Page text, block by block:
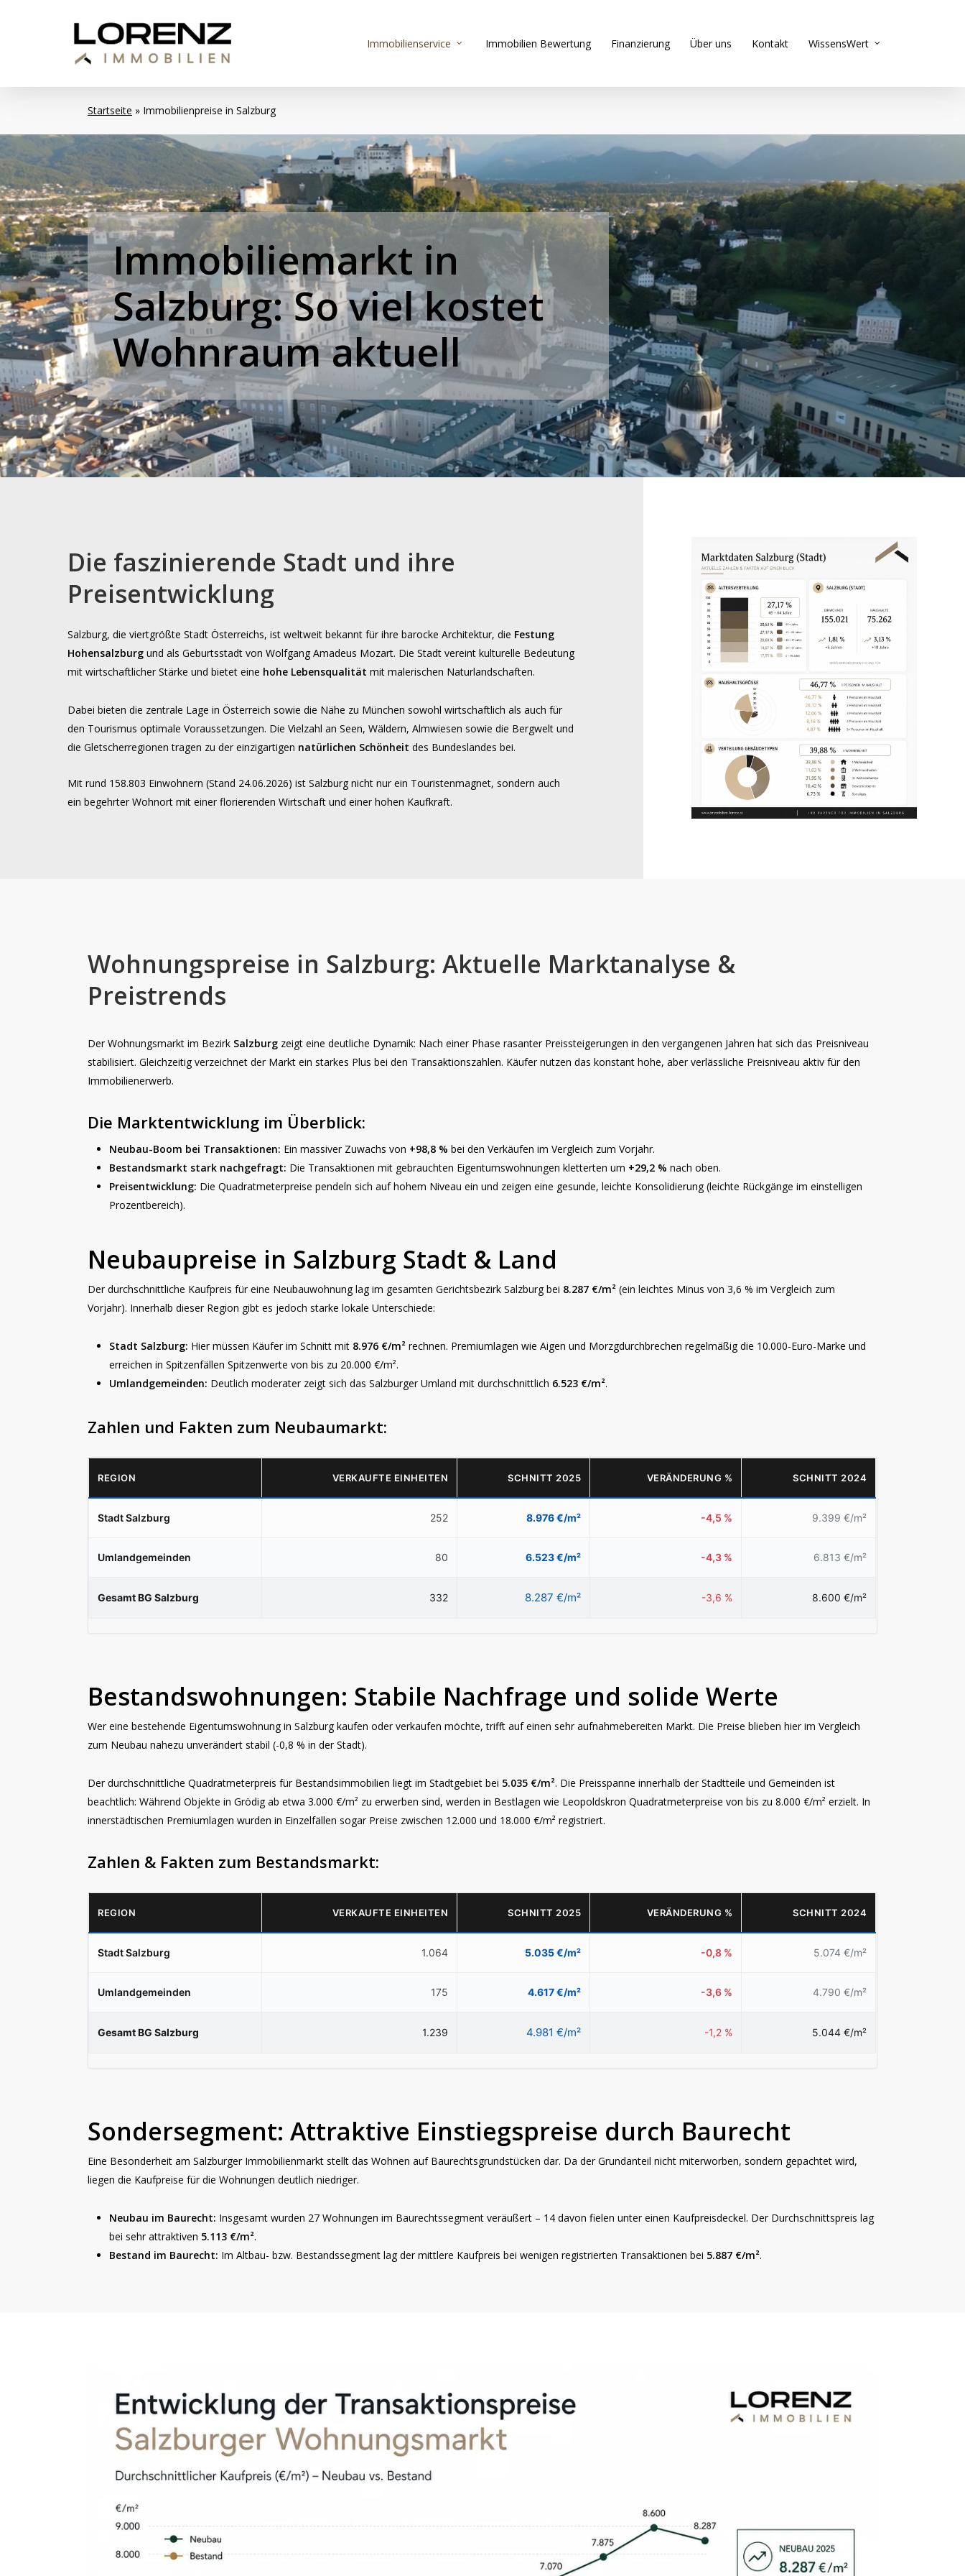
Immobilienservice Immobilien Bewertung Finanzierung Über uns Kontakt WissensWert
Startseite » Immobilienpreise in Salzburg
Immobiliemarkt in
Salzburg:Sovielkostet
Wohnraumaktuell
Die faszinierende Stadt und ihre
Preisentwicklung
Salzburg, die viertgrößte Stadt Österreichs, ist weltweit bekannt für ihre barocke Architektur, die Festung
Hohensalzburg und als Geburtsstadt von Wolfgang Amadeus Mozart. Die Stadt vereint kulturelle Bedeutung
mit wirtschaftlicher Stärke und bietet eine hohe Lebensqualität mit malerischen Naturlandschaften.
Dabei bieten die zentrale Lage in Österreich sowie die Nähe zu München sowohl wirtschaftlich als auch für
den Tourismus optimale Voraussetzungen. Die Vielzahl an Seen, Wäldern, Almwiesen sowie die Bergwelt und
die Gletscherregionen tragen zu der einzigartigen natürlichen Schönheit des Bundeslandes bei.
Mit rund 158.803 Einwohnern (Stand 24.06.2026) ist Salzburg nicht nur ein Touristenmagnet, sondern auch
ein begehrter Wohnort mit einer florierenden Wirtschaft und einer hohen Kaufkraft.
Wohnungspreise in Salzburg: Aktuelle Marktanalyse &
Preistrends
Der Wohnungsmarkt im Bezirk Salzburg zeigt eine deutliche Dynamik: Nach einer Phase rasanter Preissteigerungen in den vergangenen Jahren hat sich das Preisniveau
stabilisiert. Gleichzeitig verzeichnet der Markt ein starkes Plus bei den Transaktionszahlen. Käufer nutzen das konstant hohe, aber verlässliche Preisniveau aktiv für den
Immobilienerwerb.
Die Marktentwicklung im Überblick:
Neubau-Boom bei Transaktionen: Ein massiver Zuwachs von +98,8 % bei den Verkäufen im Vergleich zum Vorjahr.
Bestandsmarkt stark nachgefragt: Die Transaktionen mit gebrauchten Eigentumswohnungen kletterten um +29,2 % nach oben.
Preisentwicklung: Die Quadratmeterpreise pendeln sich auf hohem Niveau ein und zeigen eine gesunde, leichte Konsolidierung (leichte Rückgänge im einstelligen
Prozentbereich).
Neubaupreise in Salzburg Stadt & Land
Der durchschnittliche Kaufpreis für eine Neubauwohnung lag im gesamten Gerichtsbezirk Salzburg bei 8.287 €/m² (ein leichtes Minus von 3,6 % im Vergleich zum
Vorjahr). Innerhalb dieser Region gibt es jedoch starke lokale Unterschiede:
Stadt Salzburg: Hier müssen Käufer im Schnitt mit 8.976 €/m² rechnen. Premiumlagen wieAigen und Morzgdurchbrechen regelmäßig die 10.000-Euro-Marke und
erreichen in Spitzenfällen Spitzenwerte von bis zu 20.000 €/m².
Umlandgemeinden: Deutlich moderater zeigt sich das Salzburger Umland mit durchschnittlich 6.523 €/m².
Zahlen und Fakten zum Neubaumarkt:
REGION VERKAUFTE EINHEITEN SCHNITT 2025 VERÄNDERUNG % SCHNITT 2024
Stadt Salzburg 252 8.976 €/m² -4,5 % 9.399 €/m²
Umlandgemeinden 80 6.523 €/m² -4,3 % 6.813 €/m²
Gesamt BG Salzburg 332 8.287 €/m² -3,6 % 8.600 €/m²
Bestandswohnungen: Stabile Nachfrage und solide Werte
Wer eine bestehende Eigentumswohnung in Salzburg kaufen oder verkaufen möchte, trifft auf einen sehr aufnahmebereiten Markt. Die Preise blieben hier im Vergleich
zum Neubau nahezu unverändert stabil (-0,8 % in der Stadt).
Der durchschnittliche Quadratmeterpreis für Bestandsimmobilien liegt im Stadtgebiet bei 5.035 €/m². Die Preisspanne innerhalb der Stadtteile und Gemeinden ist
beachtlich: Während Objekte inGrödigab etwa 3.000 €/m² zu erwerben sind, werden in Bestlagen wie Leopoldskron Quadratmeterpreise von bis zu 8.000 €/m² erzielt. In
innerstädtischen Premiumlagen wurden in Einzelfällen sogar Preise zwischen 12.000 und 18.000 €/m² registriert.
Zahlen & Fakten zum Bestandsmarkt:
REGION VERKAUFTE EINHEITEN SCHNITT 2025 VERÄNDERUNG % SCHNITT 2024
Stadt Salzburg 1.064 5.035 €/m² -0,8 % 5.074 €/m²
Umlandgemeinden 175 4.617 €/m² -3,6 % 4.790 €/m²
Gesamt BG Salzburg 1.239 4.981 €/m² -1,2 % 5.044 €/m²
Sondersegment: Attraktive Einstiegspreise durch Baurecht
Eine Besonderheit am Salzburger Immobilienmarkt stellt das Wohnen auf Baurechtsgrundstücken dar. Da der Grundanteil nicht miterworben, sondern gepachtet wird,
liegen die Kaufpreise für die Wohnungen deutlich niedriger.
Neubau im Baurecht: Insgesamt wurden 27 Wohnungen im Baurechtssegment veräußert – 14 davon fielen unter einen Kaufpreisdeckel. Der Durchschnittspreis lag
bei sehr attraktiven 5.113 €/m².
Bestand im Baurecht: Im Altbau- bzw. Bestandssegment lag der mittlere Kaufpreis bei wenigen registrierten Transaktionen bei 5.887 €/m².